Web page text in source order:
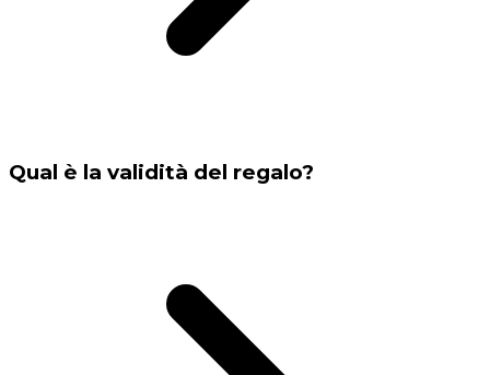
Qual è la validità del regalo?